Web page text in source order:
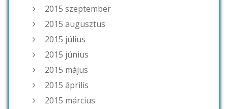
2015 szeptember
2015 augusztus
2015 július
2015 június
2015 május
2015 április
2015 március